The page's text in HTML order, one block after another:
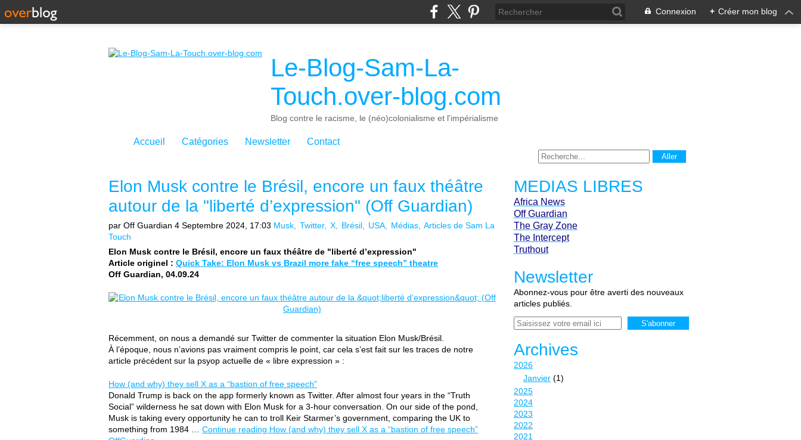
Connexion + Créer mon blog
Le-Blog-Sam-La-
Touch.over-blog.com
Blog contre le racisme, le (néo)colonialisme et l'impérialisme
Accueil Catégories Newsletter Contact
Elon Musk contre le Brésil, encore un faux théâtre
autour de la "liberté d’expression" (Off Guardian)
par Off Guardian 4 Septembre 2024, 17:03 Musk Twitter X Brésil USA Médias Articles de Sam La
Touch
Elon Musk contre le Brésil, encore un faux théâtre de "liberté d’expression"
Article originel : Quick Take: Elon Musk vs Brazil more fake “free speech” theatre
Off Guardian, 04.09.24
Récemment, on nous a demandé sur Twitter de commenter la situation Elon Musk/Brésil.
À l’époque, nous n’avions pas vraiment compris le point, car cela s’est fait sur les traces de notre
article précédent sur la psyop actuelle de « libre expression » :
How (and why) they sell X as a “bastion of free speech”
Donald Trump is back on the app formerly known as Twitter. After almost four years in the “Truth
Social” wilderness he sat down with Elon Musk for a 3-hour conversation. On our side of the pond,
Musk is taking every opportunity he can to troll Keir Starmer’s government, comparing the UK to
something from 1984 … Continue reading How (and why) they sell X as a “bastion of free speech”
MEDIAS LIBRES
Africa News
Off Guardian
The Gray Zone
The Intercept
Truthout
Newsletter
Abonnez-vous pour être averti des nouveaux
articles publiés.
Email
Archives
2026
Janvier (1)
2025
2024
2023
2022
2021